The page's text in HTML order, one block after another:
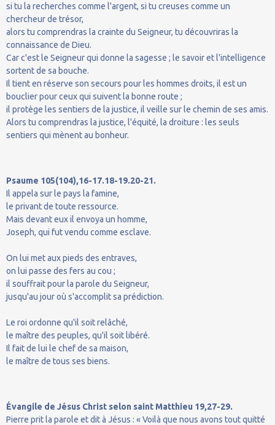
si tu la recherches comme l'argent, si tu creuses comme un
chercheur de trésor,
alors tu comprendras la crainte du Seigneur, tu découvriras la
connaissance de Dieu.
Car c'est le Seigneur qui donne la sagesse ; le savoir et l'intelligence
sortent de sa bouche.
Il tient en réserve son secours pour les hommes droits, il est un
bouclier pour ceux qui suivent la bonne route ;
il protège les sentiers de la justice, il veille sur le chemin de ses amis.
Alors tu comprendras la justice, l'équité, la droiture : les seuls
sentiers qui mènent au bonheur.
Psaume 105(104),16-17.18-19.20-21.
Il appela sur le pays la famine,
le privant de toute ressource.
Mais devant eux il envoya un homme,
Joseph, qui fut vendu comme esclave.
On lui met aux pieds des entraves,
on lui passe des fers au cou ;
il souffrait pour la parole du Seigneur,
jusqu'au jour où s'accomplit sa prédiction.
Le roi ordonne qu'il soit relâché,
le maître des peuples, qu'il soit libéré.
Il fait de lui le chef de sa maison,
le maître de tous ses biens.
Évangile de Jésus Christ selon saint Matthieu 19,27-29.
Pierre prit la parole et dit à Jésus : « Voilà que nous avons tout quitté